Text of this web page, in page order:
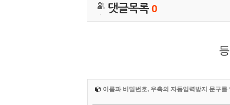
댓글목록0
이름과 비밀번호, 우측의 자동입력방지 문구를